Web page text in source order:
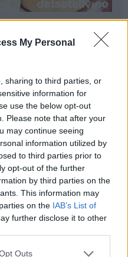
My Personal
sharing to third parties, or
information for
use the below opt-out
Please note that after your
may continue seeing
information utilized by
to third parties prior to
opt-out of the further
by third parties on the
This information may
on the IAB’s List of
further disclose it to other
Outs
blandingen til den